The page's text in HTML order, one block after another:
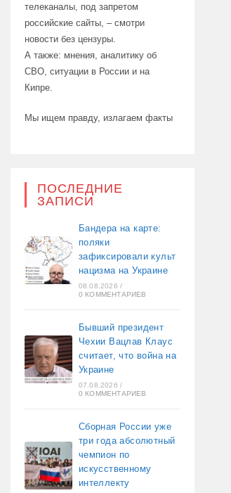
телеканалы, под запретом
российские сайты, – смотри
новости без цензуры.
А также: мнения, аналитику об
СВО, ситуации в России и на
Кипре.
Мы ищем правду, излагаем факты
ПОСЛЕДНИЕ
ЗАПИСИ
Бандера на карте:
поляки
зафиксировали культ
нацизма на Украине
08.08.2026 /
0 КОММЕНТАРИЕВ
Бывший президент
Чехии Вацлав Клаус
считает, что война на
Украине
07.08.2026 /
0 КОММЕНТАРИЕВ
Сборная России уже
три года абсолютный
чемпион по
искусственному
интеллекту